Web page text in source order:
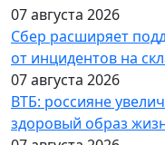
07 августа 2026
Сбер расширяет
от инцидентов на
07 августа 2026
ВТБ: россияне
здоровый образ